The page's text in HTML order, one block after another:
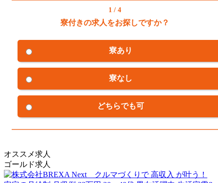
1 / 4
寮付きの求人をお探しですか？
寮あり
寮なし
どちらでも可
オススメ求人
ゴールド求人